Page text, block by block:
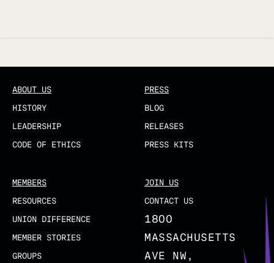
ABOUT US
HISTORY
LEADERSHIP
CODE OF ETHICS
MEMBERS
RESOURCES
UNION DIFFERENCE
MEMBER STORIES
GROUPS
PRESS
BLOG
RELEASES
PRESS KITS
JOIN US
CONTACT US
1800
MASSACHUSETTS
AVE NW,